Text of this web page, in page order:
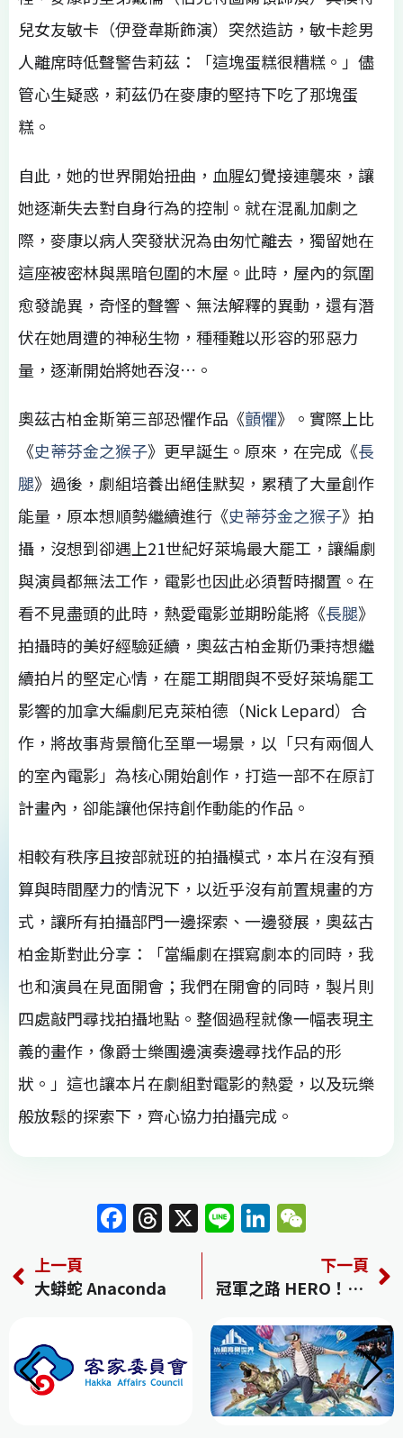
兒女友敏卡（伊登韋斯飾演）突然造訪，敏卡趁男
人離席時低聲警告莉茲：「這塊蛋糕很糟糕。」儘
管心生疑惑，莉茲仍在麥康的堅持下吃了那塊蛋
糕。
自此，她的世界開始扭曲，血腥幻覺接連襲來，讓
她逐漸失去對自身行為的控制。就在混亂加劇之
際，麥康以病人突發狀況為由匆忙離去，獨留她在
這座被密林與黑暗包圍的木屋。此時，屋內的氛圍
愈發詭異，奇怪的聲響、無法解釋的異動，還有潛
伏在她周遭的神秘生物，種種難以形容的邪惡力
量，逐漸開始將她吞沒…。
奧茲古柏金斯第三部恐懼作品《顫懼》。實際上比
《史蒂芬金之猴子》更早誕生。原來，在完成《長
腿》過後，劇組培養出絕佳默契，累積了大量創作
能量，原本想順勢繼續進行《史蒂芬金之猴子》拍
攝，沒想到卻遇上21世紀好萊塢最大罷工，讓編劇
與演員都無法工作，電影也因此必須暫時擱置。在
看不見盡頭的此時，熱愛電影並期盼能將《長腿》
拍攝時的美好經驗延續，奧茲古柏金斯仍秉持想繼
續拍片的堅定心情，在罷工期間與不受好萊塢罷工
影響的加拿大編劇尼克萊柏德（Nick Lepard）合
作，將故事背景簡化至單一場景，以「只有兩個人
的室內電影」為核心開始創作，打造一部不在原訂
計畫內，卻能讓他保持創作動能的作品。
相較有秩序且按部就班的拍攝模式，本片在沒有預
算與時間壓力的情況下，以近乎沒有前置規畫的方
式，讓所有拍攝部門一邊探索、一邊發展，奧茲古
柏金斯對此分享：「當編劇在撰寫劇本的同時，我
也和演員在見面開會；我們在開會的同時，製片則
四處敲門尋找拍攝地點。整個過程就像一幅表現主
義的畫作，像爵士樂團邊演奏邊尋找作品的形
狀。」這也讓本片在劇組對電影的熱愛，以及玩樂
般放鬆的探索下，齊心協力拍攝完成。
F
a
c
e
o
o
T
h
re
a
s
X Li
n
e
Li
n
k
e
dI
n
C
h
at
上一頁
大蟒蛇 Anaconda
下一頁
冠軍之路 HERO！HITO！